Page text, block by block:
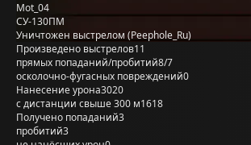
Mot_04
СУ-130ПМ
Уничтожен выстрелом (Peephole_Ru)
Произведено выстрелов11
прямых попаданий/пробитий8/7
осколочно-фугасных повреждений0
Нанесение урона3020
с дистанции свыше 300 м1618
Получено попаданий3
пробитий3